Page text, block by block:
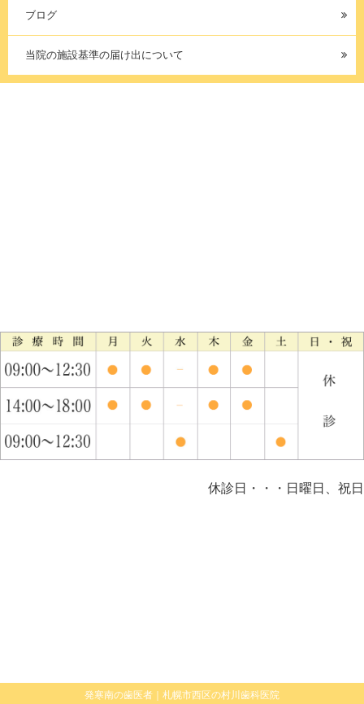
ブログ
当院の施設基準の届け出について
休診日・・・日曜日、祝日
発寒南の歯医者｜札幌市西区の村川歯科医院